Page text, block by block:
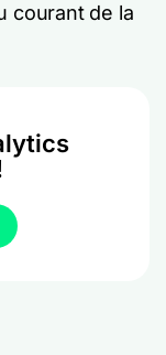
courant de la